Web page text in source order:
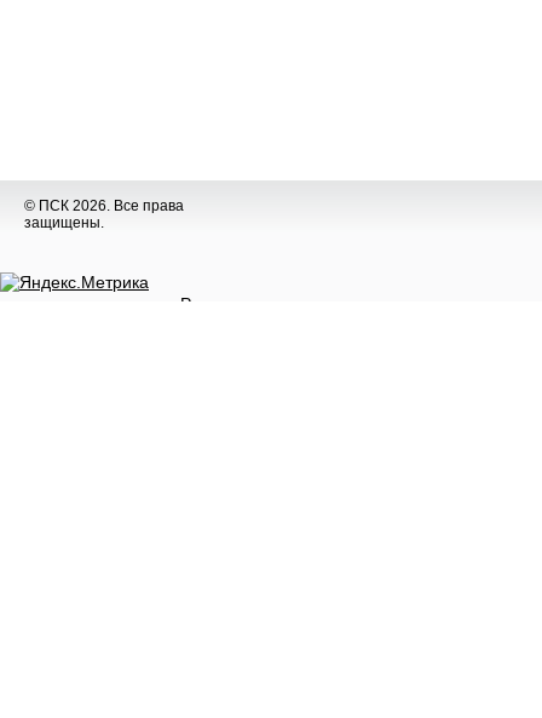
© ПСК 2026. Все права
защищены.
Разное